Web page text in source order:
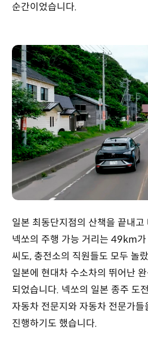
순간이었습니다.
일본 최동단지점의 산책을 끝내고
넥쏘의 주행 가능 거리는 49km
씨도, 충전소의 직원들도 모두 놀
일본에 현대차 수소차의 뛰어난
되었습니다. 넥쏘의 일본 종주 도
자동차 전문지와 자동차 전문가들
진행하기도 했습니다.